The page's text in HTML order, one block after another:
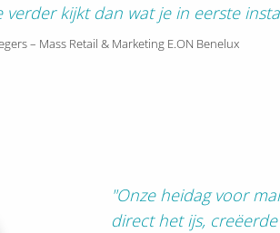
verder kijkt dan wat je in eerste
– Mass Retail & Marketing E.ON Benelux
"Onze heidag voor
direct het ijs,